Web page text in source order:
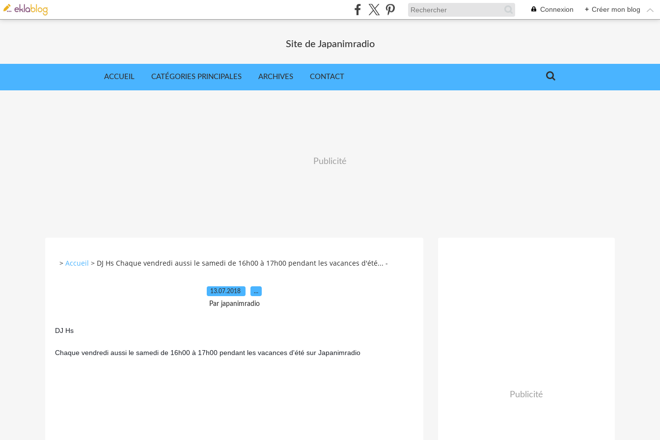
Connexion + Créer mon blog
Site de Japanimradio
ACCUEIL CATÉGORIES PRINCIPALES ARCHIVES CONTACT
Publicité
> Accueil > DJ Hs Chaque vendredi aussi le samedi de 16h00 à 17h00 pendant les vacances d'été... -
13.07.2018 …
Par japanimradio
DJ Hs
Chaque vendredi aussi le samedi de 16h00 à 17h00 pendant les vacances d'été sur Japanimradio
Publicité